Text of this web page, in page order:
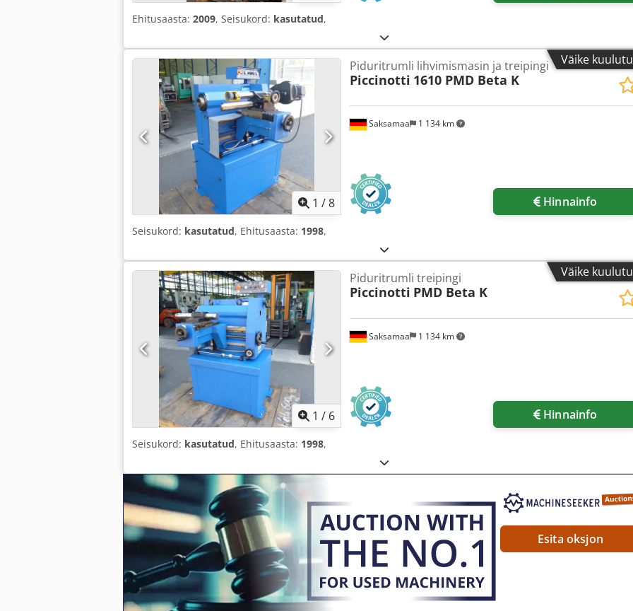
Ehitusaasta: 2009, Seisukord: kasutatud,
Väike
1 /8
Saksamaa 1 134 km
Piduritrumli lihvimismasin ja treipingi
Piccinotti 1610 PMD Beta K
Hinnainfo
Seisukord: kasutatud, Ehitusaasta: 1998,
Väike
1 / 6
Saksamaa 1 134 km
Piduritrumli treipingi
Piccinotti PMD Beta K
Hinnainfo
Seisukord: kasutatud, Ehitusaasta: 1998,
Esita oksjon